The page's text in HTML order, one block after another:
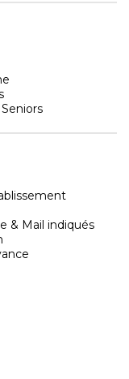
& Mail indiqués